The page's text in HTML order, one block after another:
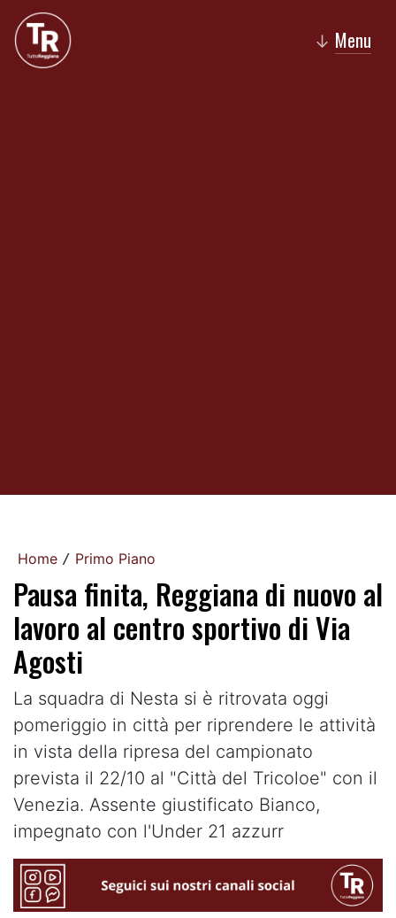
↓ Menu
Home / Primo Piano
Pausa finita, Reggiana di nuovo al
lavoro al centro sportivo di Via
Agosti
La squadra di Nesta si è ritrovata oggi
pomeriggio in città per riprendere le attività
in vista della ripresa del campionato
prevista il 22/10 al "Città del Tricoloe" con il
Venezia. Assente giustificato Bianco,
impegnato con l'Under 21 azzurr